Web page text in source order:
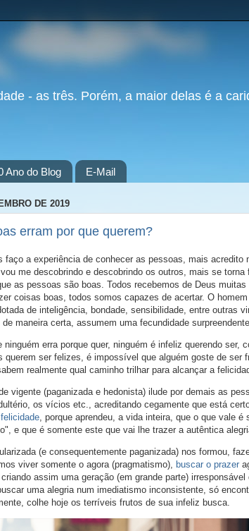
- as três. Porém, a maior delas é a
Ano do Blog E-Mail
DE 2019
erram por que querem?
faço a experiência de conhecer as pessoas, mais acredito
me descobrindo e descobrindo os outros, mais se torna
as pessoas são boas. Todos recebemos de Deus
coisas boas, todos somos capazes de acertar. O
de inteligência, bondade, sensibilidade, entre outras
maneira certa, assumem uma fecundidade
ninguém erra porque quer, ninguém é infeliz querendo ser,
querem ser felizes, é impossível que alguém goste de ser
realmente qual caminho trilhar para alcançar a
vigente (paganizada e hedonista) ilude por demais as
os vícios etc., acreditando cegamente que está
felicidade, porque aprendeu, a vida inteira, que o que vale é
e que é somente este que vai lhe trazer a autêntica
(e consequentemente paganizada) nos formou,
viver somente o agora (pragmatismo), buscar o prazer
assim uma geração (em grande parte) irresponsável
uma alegria num imediatismo inconsistente, só
colhe hoje os terríveis frutos de sua infeliz busca.